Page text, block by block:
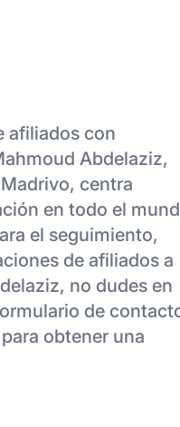
afiliados con
Abdelaziz,
centra
en todo el
el seguimiento,
de afiliados a
no dudes en
de
obtener una